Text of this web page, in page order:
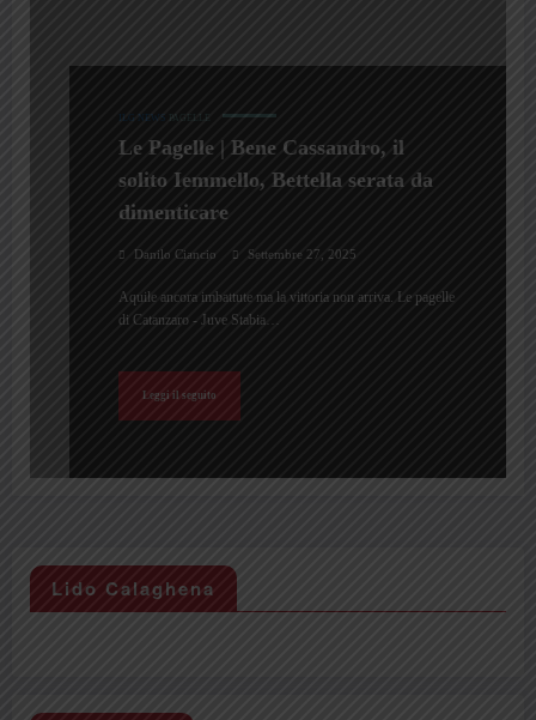
ILG NEWS PAGELLE
Le Pagelle | Bene Cassandro, il
solito Iemmello, Bettella serata da
dimenticare
Danilo Ciancio Settembre 27, 2025
Aquile ancora imbattute ma la vittoria non arriva. Le pagelle
di Catanzaro - Juve Stabia…
Leggi il seguito
Lido Calaghena